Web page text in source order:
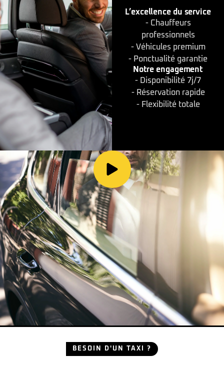
L’excellence du service
- Chauffeurs
professionnels
- Véhicules premium
- Ponctualité garantie
Notre engagement
- Disponibilité 7j/7
- Réservation rapide
- Flexibilité totale
BESOIN D'UN TAXI ?